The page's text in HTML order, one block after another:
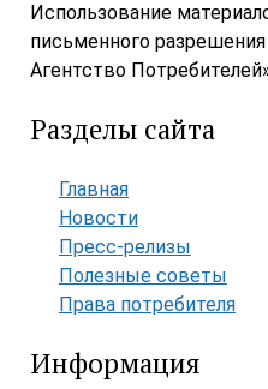
Использование
письменного
Агентство
Разделы сайта
Главная
Новости
Пресс-релизы
Полезные советы
Права потребителя
Информация